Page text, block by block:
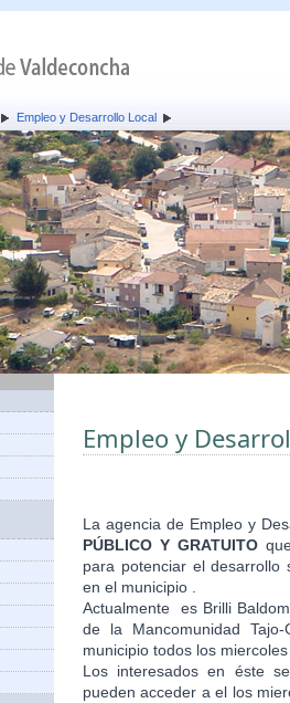
Empleo y Desarrollo Local
Empleo y
La agencia de Empleo y
PÚBLICO Y GRATUITO
para potenciar el desarrollo
en el municipio .
Actualmente es Brilli
de la Mancomunidad
municipio todos los
Los interesados en éste
pueden acceder a el los